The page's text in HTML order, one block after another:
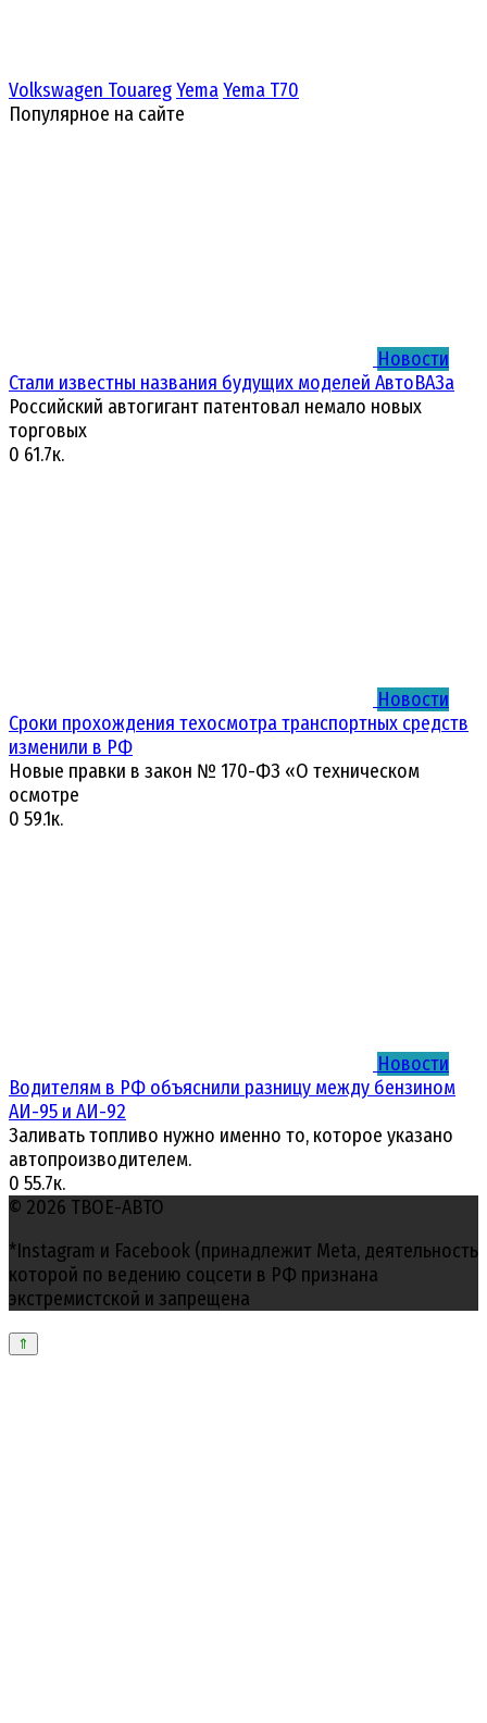
Volkswagen TouaregYemaYema T70
Популярное на сайте
Новости
Стали известны названия будущих моделей АвтоВАЗа
Российский автогигант патентовал немало новых
торговых
0 61.7к.
Новости
Сроки прохождения техосмотра транспортных средств
изменили в РФ
Новые правки в закон № 170-ФЗ «О техническом
осмотре
0 59.1к.
Новости
Водителям в РФ объяснили разницу между бензином
АИ-95 и АИ-92
Заливать топливо нужно именно то, которое указано
автопроизводителем.
0 55.7к.
© 2026 ТВОЕ-АВТО
*Instagram и Facebook (принадлежит Meta, деятельность
которой по ведению соцсети в РФ признана
экстремистской и запрещена